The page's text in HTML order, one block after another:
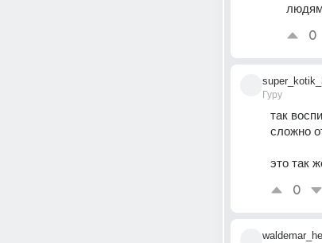
0
Гуру
так
сложно
это так
0